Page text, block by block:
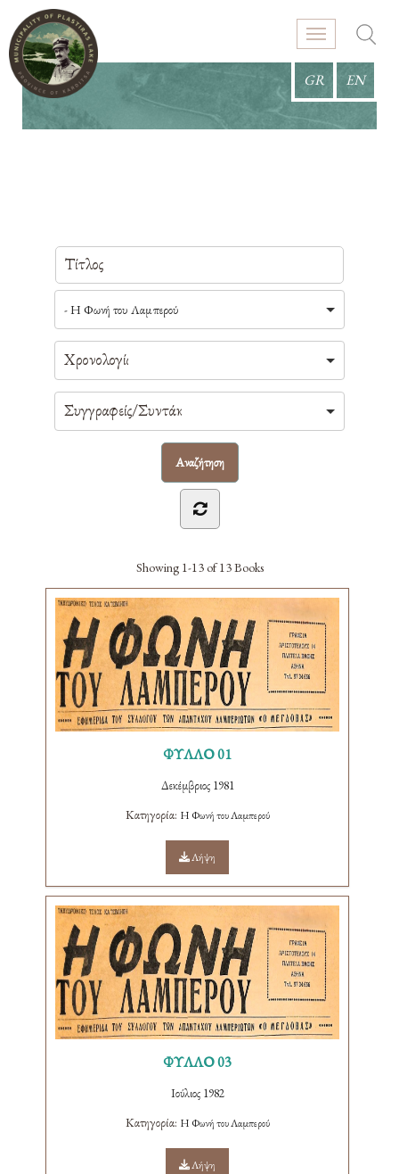
GR EN
- Η Φωνή του Λαμπερού
Showing 1-13 of 13Books
ΦΥΛΛΟ 01
Δεκέμβριος 1981
Κατηγορία: Η Φωνή του Λαμπερού
Λήψη
ΦΥΛΛΟ 03
Ιούλιος 1982
Κατηγορία: Η Φωνή του Λαμπερού
Λήψη